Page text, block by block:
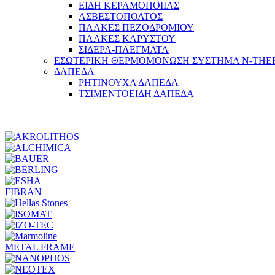
ΕΙΔΗ ΚΕΡΑΜΟΠΟΙΙΑΣ
ΑΣΒΕΣΤΟΠΟΛΤΟΣ
ΠΛΑΚΕΣ ΠΕΖΟΔΡΟΜΙΟΥ
ΠΛΑΚΕΣ ΚΑΡΥΣΤΟΥ
ΣΙΔΕΡΑ-ΠΛΕΓΜΑΤΑ
ΕΣΩΤΕΡΙΚΗ ΘΕΡΜΟΜΟΝΩΣΗ ΣΥΣΤΗΜΑ N-
ΔΑΠΕΔΑ
ΡΗΤΙΝΟΥΧΑ ΔΑΠΕΔΑ
ΤΣΙΜΕΝΤΟΕΙΔΗ ΔΑΠΕΔΑ
FIBRAN
METAL FRAME